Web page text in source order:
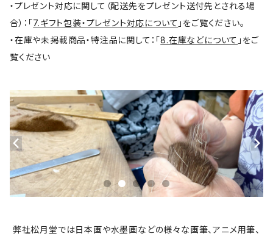
・プレゼント対応に関して（配送先をプレゼント送付先とされる場
合）：「7.ギフト包装・プレゼント対応について 」をご覧ください。
・在庫や未掲載商品・特注品に関して：「8.在庫などについて 」をご
覧ください
弊社松月堂では日本画や水墨画などの様々な画筆、アニメ用筆、